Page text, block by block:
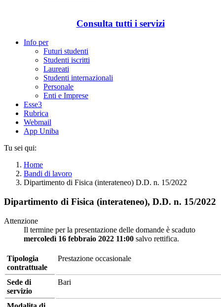
Consulta tutti i servizi
Info per
Futuri studenti
Studenti iscritti
Laureati
Studenti internazionali
Personale
Enti e Imprese
Esse3
Rubrica
Webmail
App Uniba
Tu sei qui:
Home
Bandi di lavoro
Dipartimento di Fisica (interateneo) D.D. n. 15/2022
Dipartimento di Fisica (interateneo), D.D. n. 15/2022
Attenzione
Il termine per la presentazione delle domande è scaduto
mercoledì 16 febbraio 2022 11:00 salvo rettifica.
Tipologia
contrattuale
Prestazione occasionale
Sede di
servizio
Bari